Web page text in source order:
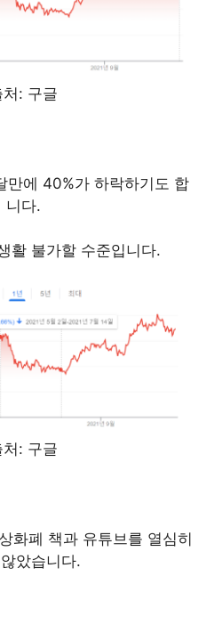
처: 구글
만에 40%가 하락하기도 합
니다.
활 불가할 수준입니다.
처: 구글
화폐 책과 유튜브를 열심히
았습니다.